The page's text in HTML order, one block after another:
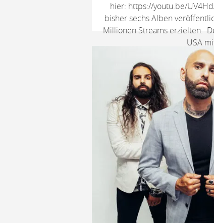
hier: https://youtu.be/
bisher sechs Alben
Millionen Streams erzielten.
USA